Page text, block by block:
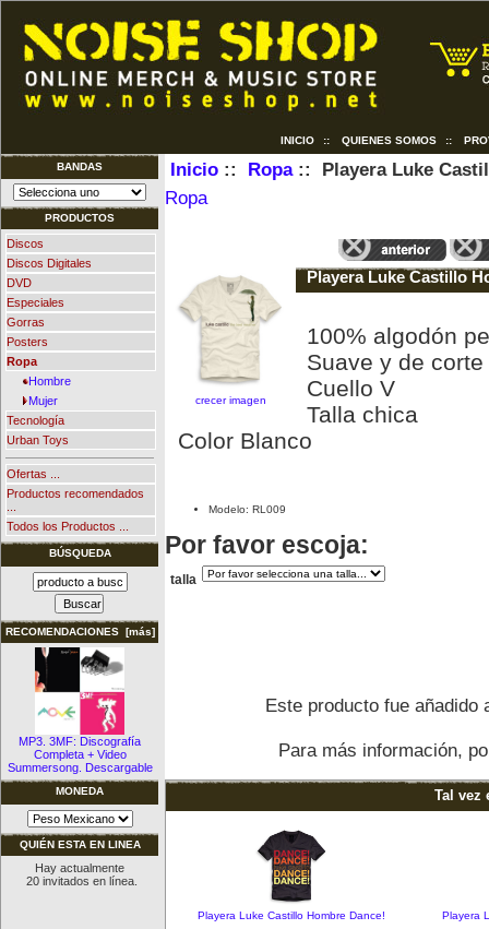
INICIO :: QUIENES SOMOS ::
BANDAS
PRODUCTOS
Discos
Discos Digitales
DVD
Especiales
Gorras
Posters
Ropa
Hombre
Mujer
Tecnología
Urban Toys
Ofertas ...
Productos recomendados
Todos los Productos ...
BÚSQUEDA
RECOMENDACIONES [más]
MP3. 3MF: Discografía
Completa + Video
Summersong. Descargable
MONEDA
QUIÉN ESTA EN LINEA
Hay actualmente
20 invitados en línea.
Inicio:: Ropa:: Playera Luke
Ropa
crecer imagen
Playera Luke Castillo
100% algodón
Suave y de
Cuello V
Talla chica
Color Blanco
Modelo: RL009
Por favor escoja:
talla
Este producto fue añadido
Para más información,
Tal vez
Playera Luke Castillo Hombre Dance! Playera